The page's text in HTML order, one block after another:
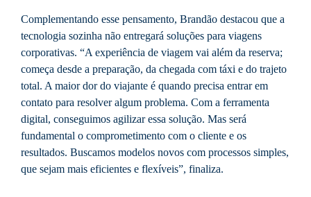
Complementando esse pensamento, Brandão destacou que a
tecnologia sozinha não entregará soluções para viagens
corporativas. “A experiência de viagem vai além da reserva;
começa desde a preparação, da chegada com táxi e do trajeto
total. A maior dor do viajante é quando precisa entrar em
contato para resolver algum problema. Com a ferramenta
digital, conseguimos agilizar essa solução. Mas será
fundamental o comprometimento com o cliente e os
resultados. Buscamos modelos novos com processos simples,
que sejam mais eficientes e flexíveis”, finaliza.